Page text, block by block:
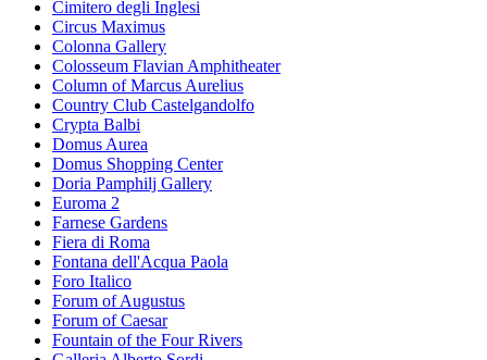
Cimitero degli Inglesi
Circus Maximus
Colonna Gallery
Colosseum Flavian Amphitheater
Column of Marcus Aurelius
Country Club Castelgandolfo
Crypta Balbi
Domus Aurea
Domus Shopping Center
Doria Pamphilj Gallery
Euroma 2
Farnese Gardens
Fiera di Roma
Fontana dell'Acqua Paola
Foro Italico
Forum of Augustus
Forum of Caesar
Fountain of the Four Rivers